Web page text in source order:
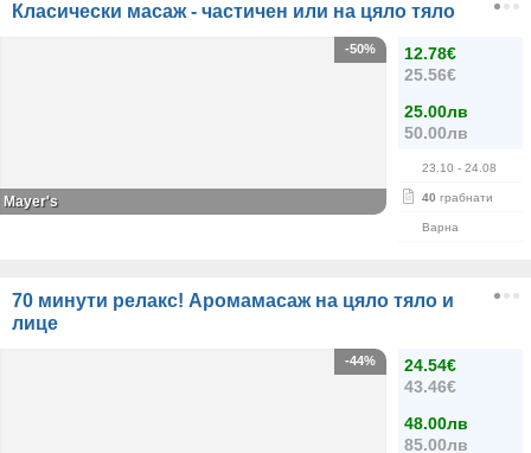
Класически масаж - частичен или на цяло тяло
12.78€
25.56€
25.00лв
50.00лв
23.10 - 24.08
40 грабнати
Варна
-50%
Mayer's
70 минути релакс! Аромамасаж на цяло тяло и
лице
24.54€
43.46€
48.00лв
85.00лв
-44%